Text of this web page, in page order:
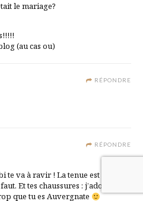
le mariage?
(au cas ou)
RÉPONDRE
RÉPONDRE
te va à ravir ! La tenue est simple
Et tes chaussures : j’adore !
que tu es Auvergnate